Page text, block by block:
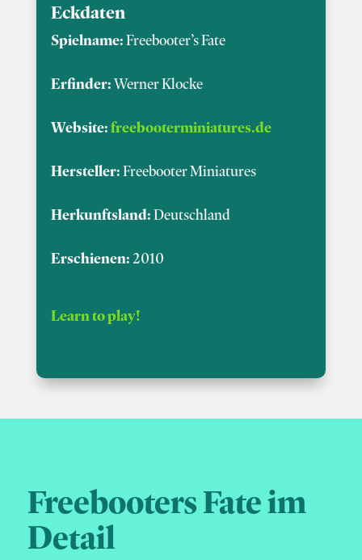
Eckdaten
Spielname:Freebooter’s Fate
Erfinder:Werner Klocke
Website:freebooterminiatures.de
Hersteller:Freebooter Miniatures
Herkunftsland:Deutschland
Erschienen:2010
Learn to play!
Freebooters Fate im
Detail